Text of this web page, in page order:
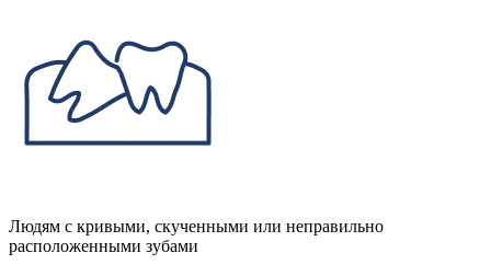
Людям с кривыми, скученными или неправильно
расположенными зубами